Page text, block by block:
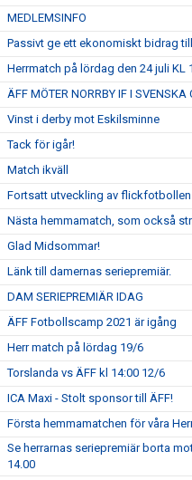
MEDLEMSINFO
Passivt ge ett ekonomiskt bidrag
Herrmatch på lördag den 24 juli KL
ÄFF MÖTER NORRBY IF I SVENSKA
Vinst i derby mot Eskilsminne
Tack för igår!
Match ikväll
Fortsatt utveckling av flickfotbollen
Nästa hemmamatch, som också
Glad Midsommar!
Länk till damernas seriepremiär.
DAM SERIEPREMIÄR IDAG
ÄFF Fotbollscamp 2021 är igång
Herr match på lördag 19/6
Torslanda vs ÄFF kl 14:00 12/6
ICA Maxi - Stolt sponsor till ÄFF!
Första hemmamatchen för våra
Se herrarnas seriepremiär borta
14.00